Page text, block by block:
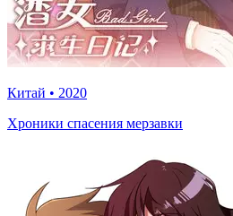
Китай • 2020
Хроники спасения мерзавки